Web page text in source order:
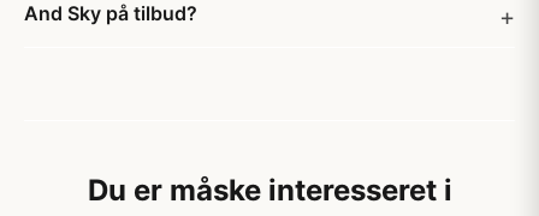
And Sky på tilbud?
Du er måske interesseret i